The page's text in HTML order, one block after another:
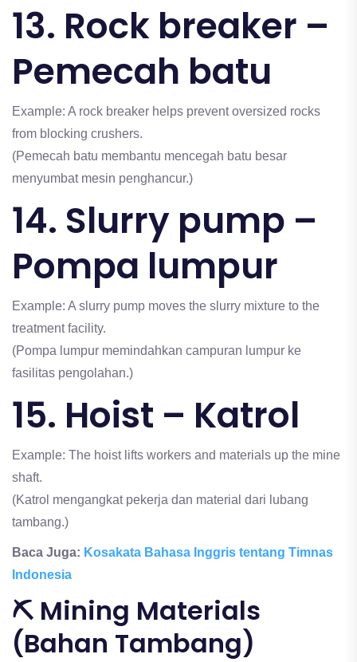
13. Rock breaker –
Pemecah batu
Example: A rock breaker helps prevent oversized rocks
from blocking crushers.
(Pemecah batu membantu mencegah batu besar
menyumbat mesin penghancur.)
14. Slurry pump –
Pompa lumpur
Example: A slurry pump moves the slurry mixture to the
treatment facility.
(Pompa lumpur memindahkan campuran lumpur ke
fasilitas pengolahan.)
15. Hoist – Katrol
Example: The hoist lifts workers and materials up the mine
shaft.
(Katrol mengangkat pekerja dan material dari lubang
tambang.)
Baca Juga: Kosakata Bahasa Inggris tentang Timnas
Indonesia
⛏️ Mining Materials
(Bahan Tambang)